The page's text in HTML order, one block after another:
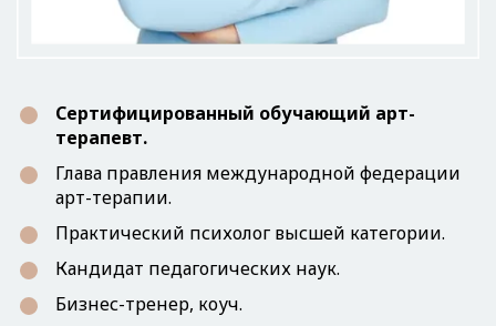
Сертифицированный обучающий арт-
терапевт.
Глава правления международной федерации
арт-терапии.
Практический психолог высшей категории.
Кандидат педагогических наук.
Бизнес-тренер, коуч.